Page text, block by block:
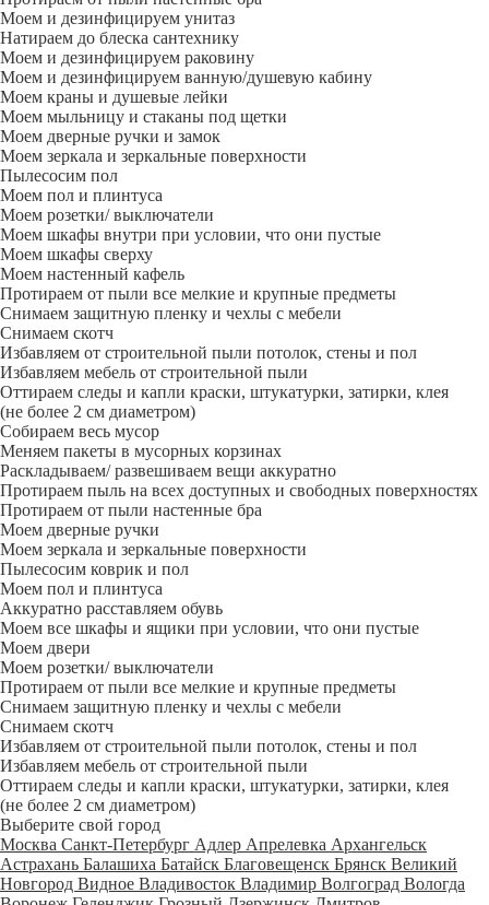
Моем и дезинфицируем унитаз
Натираем до блеска сантехнику
Моем и дезинфицируем раковину
Моем и дезинфицируем ванную/душевую кабину
Моем краны и душевые лейки
Моем мыльницу и стаканы под щетки
Моем дверные ручки и замок
Моем зеркала и зеркальные поверхности
Пылесосим пол
Моем пол и плинтуса
Моем розетки/ выключатели
Моем шкафы внутри при условии, что они пустые
Моем шкафы сверху
Моем настенный кафель
Протираем от пыли все мелкие и крупные предметы
Снимаем защитную пленку и чехлы с мебели
Снимаем скотч
Избавляем от строительной пыли потолок, стены и пол
Избавляем мебель от строительной пыли
Оттираем следы и капли краски, штукатурки, затирки, клея
(не более 2 см диаметром)
Собираем весь мусор
Меняем пакеты в мусорных корзинах
Раскладываем/ развешиваем вещи аккуратно
Протираем пыль на всех доступных и свободных поверхностях
Протираем от пыли настенные бра
Моем дверные ручки
Моем зеркала и зеркальные поверхности
Пылесосим коврик и пол
Моем пол и плинтуса
Аккуратно расставляем обувь
Моем все шкафы и ящики при условии, что они пустые
Моем двери
Моем розетки/ выключатели
Протираем от пыли все мелкие и крупные предметы
Снимаем защитную пленку и чехлы с мебели
Снимаем скотч
Избавляем от строительной пыли потолок, стены и пол
Избавляем мебель от строительной пыли
Оттираем следы и капли краски, штукатурки, затирки, клея
(не более 2 см диаметром)
Выберите свой город
Москва Санкт-Петербург Адлер Апрелевка Архангельск
Астрахань Балашиха Батайск Благовещенск Брянск Великий
Новгород Видное Владивосток Владимир Волгоград Вологда